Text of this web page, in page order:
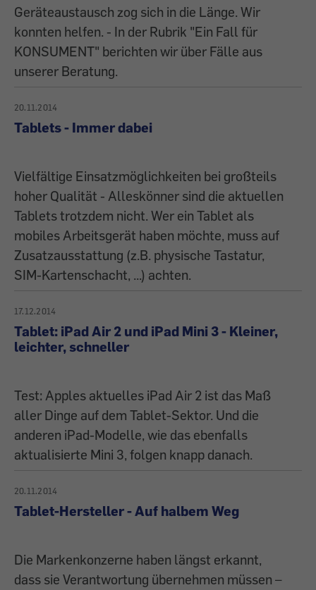
Geräteaustausch zog sich in die Länge. Wir
konnten helfen. - In der Rubrik "Ein Fall für
KONSUMENT" berichten wir über Fälle aus
unserer Beratung.
20.11.2014
Tablets - Immer dabei
Vielfältige Einsatzmöglichkeiten bei großteils
hoher Qualität - Alleskönner sind die aktuellen
Tablets trotzdem nicht. Wer ein Tablet als
mobiles Arbeitsgerät haben möchte, muss auf
Zusatzausstattung (z.B. physische Tastatur,
SIM-Kartenschacht, ...) achten.
17.12.2014
Tablet: iPad Air 2 und iPad Mini 3 - Kleiner,
leichter, schneller
Test: Apples aktuelles iPad Air 2 ist das Maß
aller Dinge auf dem Tablet-Sektor. Und die
anderen iPad-Modelle, wie das ebenfalls
aktualisierte Mini 3, folgen knapp danach.
20.11.2014
Tablet-Hersteller - Auf halbem Weg
Die Markenkonzerne haben längst erkannt,
dass sie Verantwortung übernehmen müssen –